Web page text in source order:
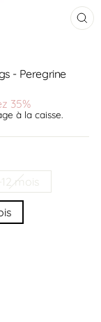
- Peregrine
35%
à la caisse.
mois